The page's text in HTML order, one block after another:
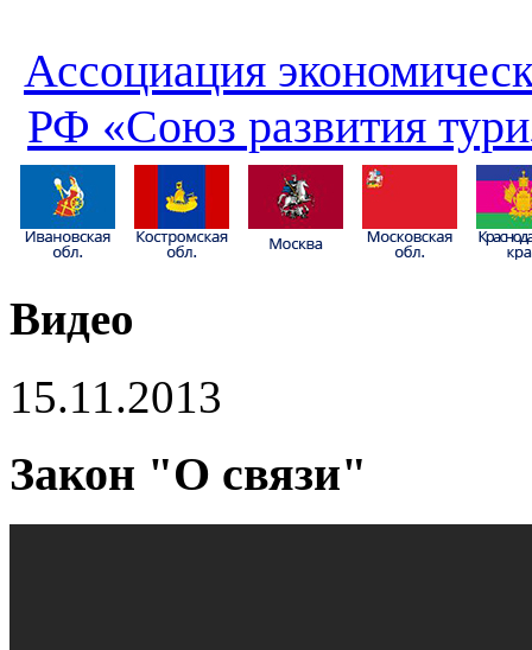
Ассоциация
РФ «Союз развития
Видео
15.11.2013
Закон "О связи"